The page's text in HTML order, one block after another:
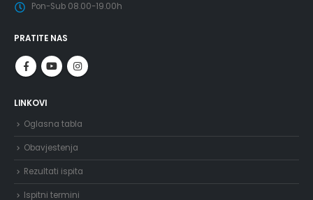
Pon-Sub 08.00-19.00h
PRATITE NAS
LINKOVI
Oglasna tabla
Obavjestenja
Rezultati ispita
Ispitni termini